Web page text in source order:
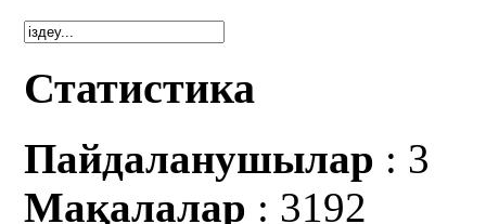
Статистика
Пайдаланушылар : 3
Мақалалар : 3192